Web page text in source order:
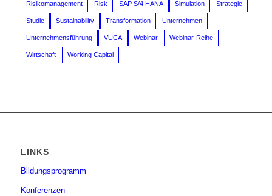
Risikomanagement Risk SAP S/4 HANA Simulation Strategie
Studie Sustainability Transformation Unternehmen
Unternehmensführung VUCA Webinar Webinar-Reihe
Wirtschaft Working Capital
LINKS
Bildungsprogramm
Konferenzen